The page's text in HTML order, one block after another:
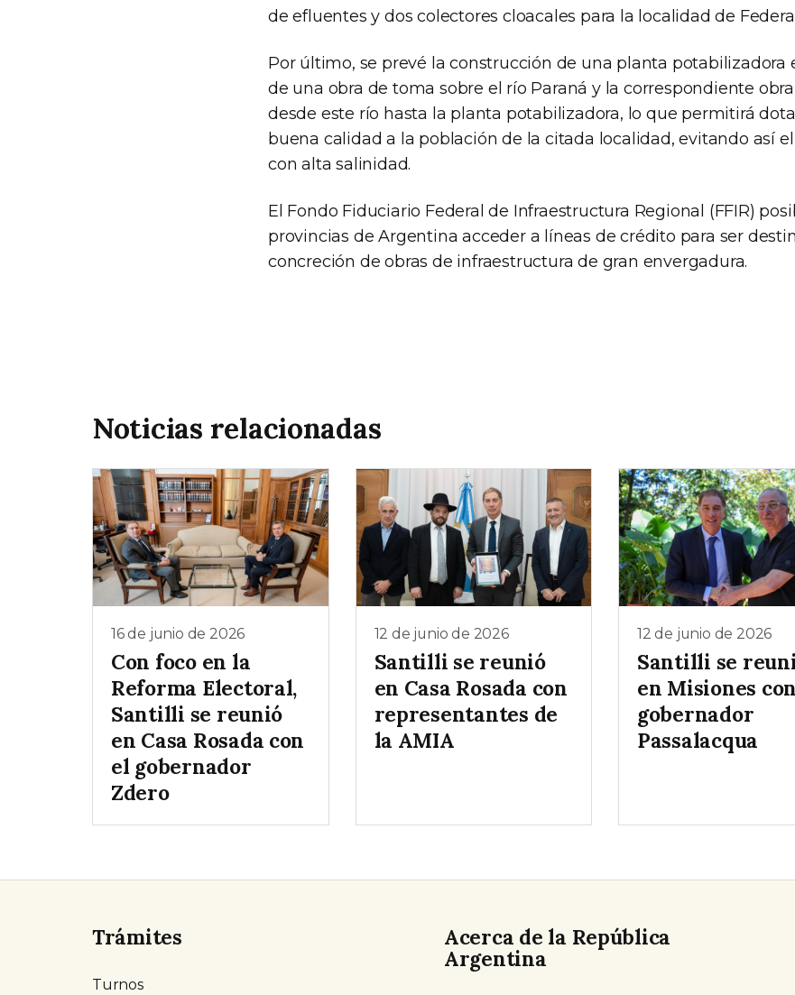
de efluentes y dos colectores cloacales para la localidad de
Por último, se prevé la construcción de una planta potabilizadora
de una obra de toma sobre el río Paraná y la correspondiente
desde este río hasta la planta potabilizadora, lo que permitirá
buena calidad a la población de la citada localidad, evitando así
con alta salinidad.
El Fondo Fiduciario Federal de Infraestructura Regional (FFIR)
provincias de Argentina acceder a líneas de crédito para ser
concreción de obras de infraestructura de gran envergadura.
Noticias relacionadas
16 de junio de 2026
Con foco en la
Reforma Electoral,
Santilli se reunió
en Casa Rosada con
el gobernador
Zdero
12 de junio de 2026
Santilli se reunió
en Casa Rosada con
representantes de
la AMIA
12 de junio de 2026
Santilli se
en Misiones
gobernador
Passalacqua
Trámites
Turnos
Acerca de la República
Argentina